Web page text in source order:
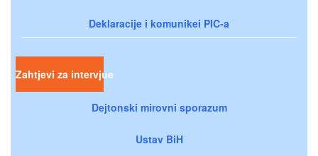
Deklaracije i komunikei PIC-a
Zahtjevi za intervjue
Dejtonski mirovni sporazum
Ustav BiH